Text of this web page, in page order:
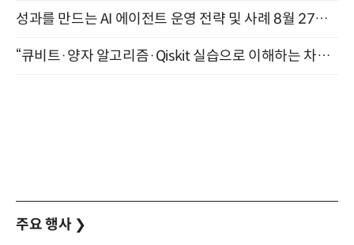
성과를 만드는 AI 에이전트 운영 전략 및 사례 8월 27일 개최
“큐비트·양자 알고리즘·Qiskit 실습으로 이해하는 차세대 컴퓨팅” (8/28)
주요 행사 ❯